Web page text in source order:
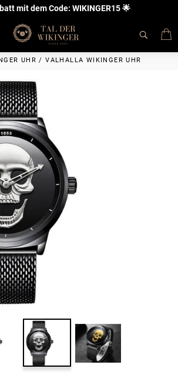
mit dem Code: WIKINGER15 🌟
UHR /VALHALLA WIKINGER UHR